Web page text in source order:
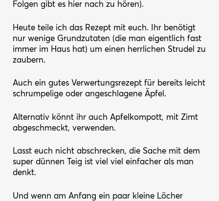
Folgen gibt es hier nach zu hören).
Heute teile ich das Rezept mit euch. Ihr benötigt
nur wenige Grundzutaten (die man eigentlich fast
immer im Haus hat) um einen herrlichen Strudel zu
zaubern.
Auch ein gutes Verwertungsrezept für bereits leicht
schrumpelige oder angeschlagene Äpfel.
Alternativ könnt ihr auch Apfelkompott, mit Zimt
abgeschmeckt, verwenden.
Lasst euch nicht abschrecken, die Sache mit dem
super dünnen Teig ist viel viel einfacher als man
denkt.
Und wenn am Anfang ein paar kleine Löcher